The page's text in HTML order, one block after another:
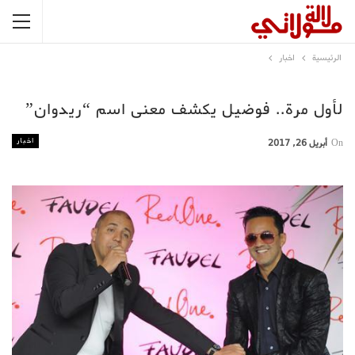
الرئيسية اخبار
لأول مرة.. فوضيل يكشف معنى اسم “ريدوان”
اخبار On أبريل 26, 2017